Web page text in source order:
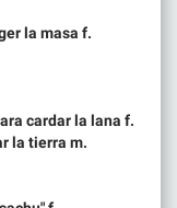
la masa f.
cardar la lana f.
la tierra m.